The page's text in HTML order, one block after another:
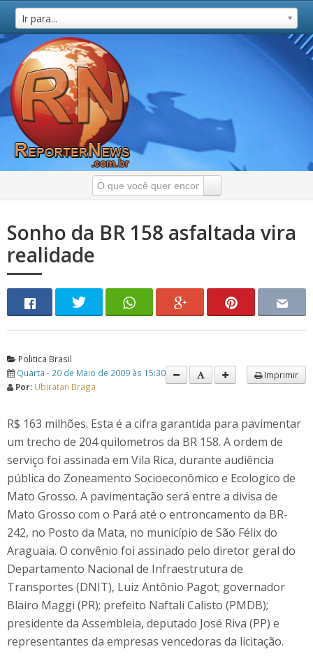
Ir para...
Sonho da BR 158 asfaltada vira
realidade
Politica Brasil
Quarta - 20 de Maio de 2009 às 15:30
Por: Ubiratan Braga
Imprimir
R$ 163 milhões. Esta é a cifra garantida para pavimentar
um trecho de 204 quilometros da BR 158. A ordem de
serviço foi assinada em Vila Rica, durante audiência
pública do Zoneamento Socioeconômico e Ecologico de
Mato Grosso. A pavimentação será entre a divisa de
Mato Grosso com o Pará até o entroncamento da BR-
242, no Posto da Mata, no município de São Félix do
Araguaia. O convênio foi assinado pelo diretor geral do
Departamento Nacional de Infraestrutura de
Transportes (DNIT), Luiz Antônio Pagot; governador
Blairo Maggi (PR); prefeito Naftali Calisto (PMDB);
presidente da Assembleia, deputado José Riva (PP) e
representantes da empresas vencedoras da licitação.